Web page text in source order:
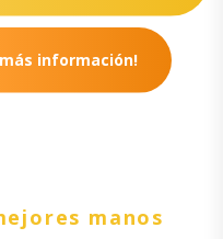
información!
manos